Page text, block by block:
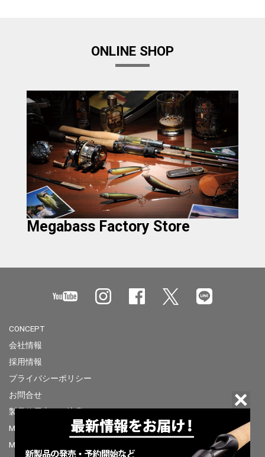
ONLINE SHOP
Megabass Factory Store
CONCEPT
会社情報
採用情報
プライバシーポリシー
お問合せ
製品使用上のご注意
Megabass of America
Megabass Factory Store